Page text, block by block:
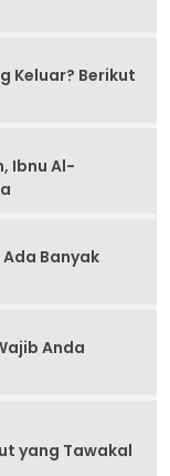
Keluar? Berikut
Ibnu Al-
Banyak
Anda
yang Tawakal